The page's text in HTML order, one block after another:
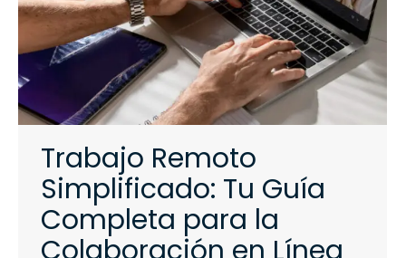
Trabajo Remoto
Simplificado: Tu Guía
Completa para la